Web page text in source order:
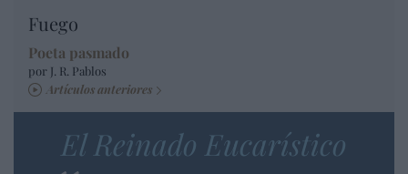
Fuego
Poeta pasmado
por J. R. Pablos
Artículos anteriores
El Reinado Eucarístico